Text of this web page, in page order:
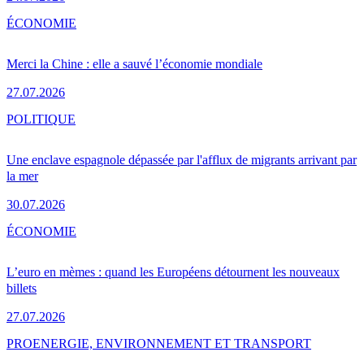
Merci la Chine : elle a sauvé l’économie mondiale
27.07.2026
ÉCONOMIE
Une enclave espagnole dépassée par l'afflux de migrants arrivant par
la mer
30.07.2026
POLITIQUE
L’euro en mèmes : quand les Européens détournent les nouveaux
billets
27.07.2026
ÉCONOMIE
PROENERGIE, ENVIRONNEMENT ET TRANSPORT